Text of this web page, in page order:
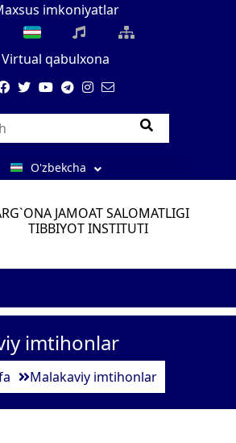
imkoniyatlar
Virtual qabulxona
O'zbekcha
JAMOAT SALOMATLIGI
TIBBIYOT INSTITUTI
imtihonlar
Malakaviy imtihonlar